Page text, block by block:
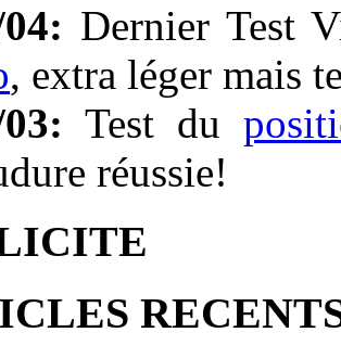
Dernier Test
, extra léger mais
Test du
réussie!